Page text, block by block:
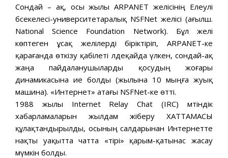
Сондай – ақ, осы жылы ARPANET желісінің Елеулі
бәсекелесі-университетаралық NSFNet желісі (ағылш.
National Science Foundation Network). Бұл желі
көптеген ұсақ желілерді біріктіріп, ARPANET-ке
қарағанда өткізу қабілеті әлдеқайда үлкен, сондай-ақ
жаңа пайдаланушыларды қосудың жоғары
динамикасына ие болды (жылына 10 мыңға жуық
машина). «Интернет» атағы NSFNet-ке өтті.
1988 жылы Internet Relay Chat (IRC) мәтіндік
хабарламаларын жылдам жіберу ХАТТАМАСЫ
құлақтандырылды, осының салдарынан Интернетте
нақты уақытта чатта «тірі» қарым-қатынас жасау
мүмкін болды.